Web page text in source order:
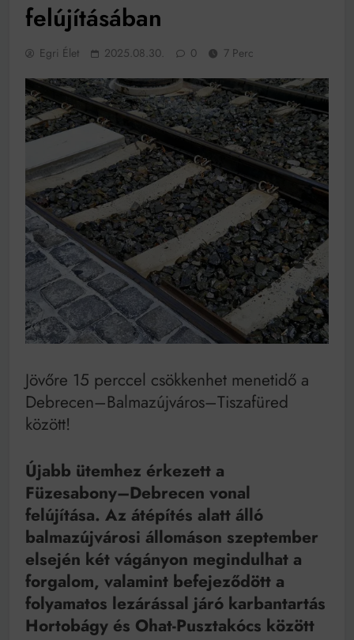
Ingatlanpiaci szakértők szerint akár 5 százalékkal is
nőhetnek a bérleti díjak a ponthatárhirdetés után az
egyetemi városokban
Munkácsy nem Krisztust szépítette meg: minket
Ahol köszönnek, ott még van város
Amikor a Tetris boldogabbá tesz, mint a szerelem
Létezik tökéletes élet: Truman is elhitte
Karinthy Frigyes: a zseni, aki belenézett a saját
koponyájába
Ki akarsz törni. De miből?
Az öregség nem csak ránc?
Az ördög még mindig Pradát visel. De te miért öltözöl
hozzá?
Móricz Zsigmond: falusi író vagy boncmester?
Bitumenes lapostetők: a bevált technológia akkor
működik, ha jól van felújítva
felújításában
Egri Élet 2025.08.30. 0 7 Perc
Jövőre 15 perccel csökkenhet menetidő a
Debrecen–Balmazújváros–Tiszafüred
között!
Újabb ütemhez érkezett a
Füzesabony–Debrecen vonal
felújítása. Az átépítés alatt álló
balmazújvárosi állomáson szeptember
elsején két vágányon megindulhat a
forgalom, valamint befejeződött a
folyamatos lezárással járó karbantartás
Hortobágy és Ohat-Pusztakócs között